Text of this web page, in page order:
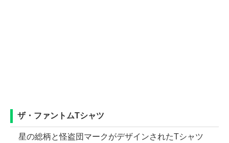
ザ・ファントムTシャツ
星の総柄と怪盗団マークがデザインされたTシャツ